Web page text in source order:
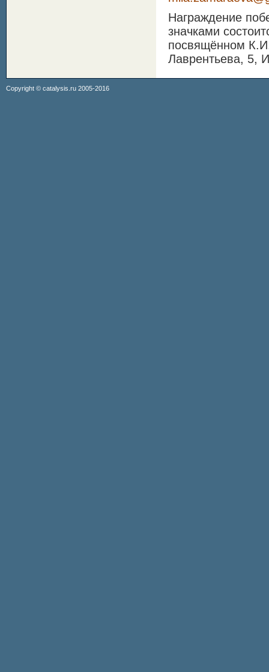
Награждение
значками
посвящённом
Лаврентьева, 5,
Copyright © catalysis.ru 2005-2016